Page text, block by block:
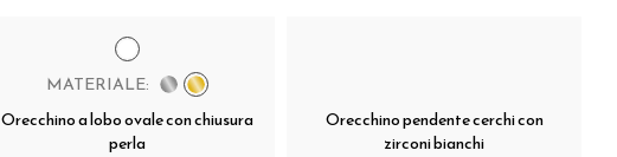
MATERIALE:
Orecchino a lobo ovale con chiusura
perla
Orecchino pendente cerchi con
zirconi bianchi